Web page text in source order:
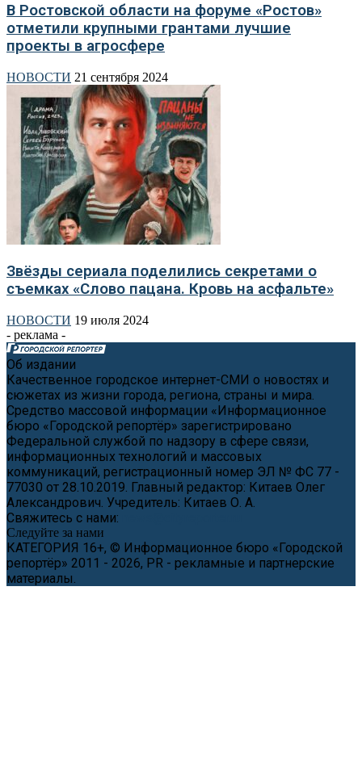
В Ростовской области на форуме «Ростов»
отметили крупными грантами лучшие
проекты в агросфере
НОВОСТИ 21 сентября 2024
Звёзды сериала поделились секретами о
съемках «Слово пацана. Кровь на асфальте»
НОВОСТИ 19 июля 2024
- реклама -
Об издании
Качественное городское интернет-СМИ о новостях и
сюжетах из жизни города, региона, страны и мира.
Средство массовой информации «Информационное
бюро «Городской репортёр» зарегистрировано
Федеральной службой по надзору в сфере связи,
информационных технологий и массовых
коммуникаций, регистрационный номер ЭЛ № ФС 77 -
77030 от 28.10.2019. Главный редактор: Китаев Олег
Александрович. Учредитель: Китаев О. А.
Свяжитесь с нами:
Следуйте за нами
КАТЕГОРИЯ 16+, © Информационное бюро «Городской
репортёр» 2011 - 2026, PR - рекламные и партнерские
материалы.